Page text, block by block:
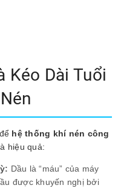
Kéo Dài Tuổi
hệ thống khí nén công
hiệu quả:
Dầu là “máu” của máy
được khuyến nghị bởi